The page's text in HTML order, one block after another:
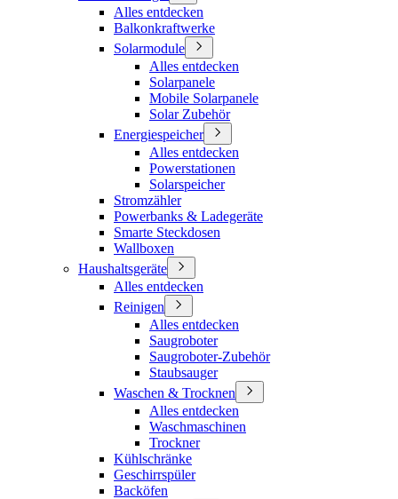
Alles entdecken
Balkonkraftwerke
Solarmodule
Alles entdecken
Solarpanele
Mobile Solarpanele
Solar Zubehör
Energiespeicher
Alles entdecken
Powerstationen
Solarspeicher
Stromzähler
Powerbanks & Ladegeräte
Smarte Steckdosen
Wallboxen
Haushaltsgeräte
Alles entdecken
Reinigen
Alles entdecken
Saugroboter
Saugroboter-Zubehör
Staubsauger
Waschen & Trocknen
Alles entdecken
Waschmaschinen
Trockner
Kühlschränke
Geschirrspüler
Backöfen